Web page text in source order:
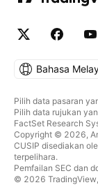
Bahasa
Pilih data pasaran
Pilih data rujukan
FactSet Research
Copyright © 2026,
CUSIP disediakan
terpelihara.
Pemfailan SEC dan
© 2026